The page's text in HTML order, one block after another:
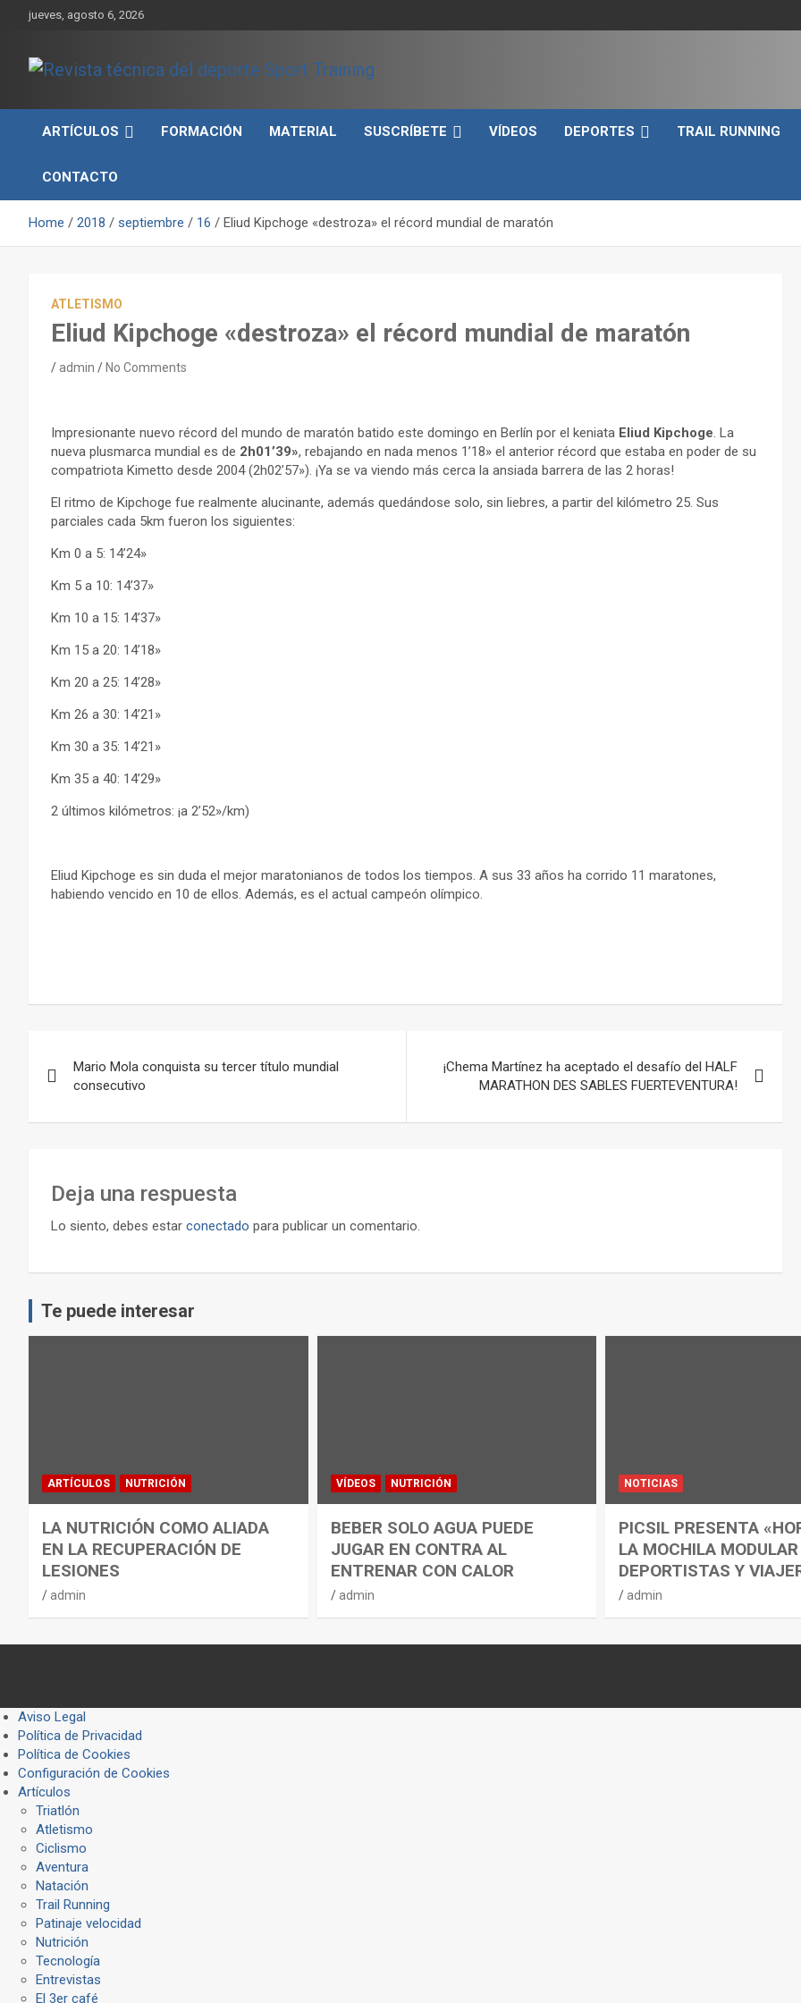
jueves, agosto 6, 2026
Revista técnica del
deporte Sport Training
rendimiento, nutrición y entrenamiento.
ARTÍCULOS
FORMACIÓN MATERIAL SUSCRÍBETE VÍDEOS DEPORTES TRAIL RUNNING
CONTACTO
Home 2018 septiembre 16 Eliud Kipchoge «destroza» el récord mundial de maratón
ATLETISMO
Eliud Kipchoge «destroza» el récord mundial de maratón
admin No Comments
Impresionante nuevo récord del mundo de maratón batido este domingo en Berlín por el keniata Eliud Kipchoge. La
nueva plusmarca mundial es de 2h01’39», rebajando en nada menos 1’18» el anterior récord que estaba en poder de su
compatriota Kimetto desde 2004 (2h02’57»). ¡Ya se va viendo más cerca la ansiada barrera de las 2 horas!
El ritmo de Kipchoge fue realmente alucinante, además quedándose solo, sin liebres, a partir del kilómetro 25. Sus
parciales cada 5km fueron los siguientes:
Km 0 a 5: 14’24»
Km 5 a 10: 14’37»
Km 10 a 15: 14’37»
Km 15 a 20: 14’18»
Km 20 a 25: 14’28»
Km 26 a 30: 14’21»
Km 30 a 35: 14’21»
Km 35 a 40: 14’29»
2 últimos kilómetros: ¡a 2’52»/km)
Eliud Kipchoge es sin duda el mejor maratonianos de todos los tiempos. A sus 33 años ha corrido 11 maratones,
habiendo vencido en 10 de ellos. Además, es el actual campeón olímpico.
de
entradas
Mario Mola conquista su tercer título mundial
consecutivo
¡Chema Martínez ha aceptado el desafío del HALF
MARATHON DES SABLES FUERTEVENTURA!
Deja una respuesta
Lo siento, debes estar conectado para publicar un comentario.
Te puede interesar
ARTÍCULOS NUTRICIÓN
LA NUTRICIÓN COMO ALIADA
EN LA RECUPERACIÓN DE
LESIONES
admin
VÍDEOS NUTRICIÓN
BEBER SOLO AGUA PUEDE
JUGAR EN CONTRA AL
ENTRENAR CON CALOR
admin
NOTICIAS
PICSIL PRESENTA
LA MOCHILA
DEPORTISTAS Y
admin
Aviso Legal
Política de Privacidad
Política de Cookies
Configuración de Cookies
Artículos
Triatlón
Atletismo
Ciclismo
Aventura
Natación
Trail Running
Patinaje velocidad
Nutrición
Tecnología
Entrevistas
El 3er café